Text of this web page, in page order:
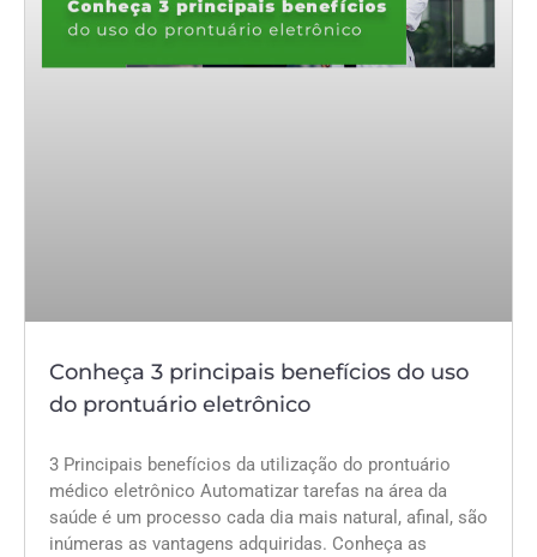
Conheça 3 principais benefícios do uso
do prontuário eletrônico
3 Principais benefícios da utilização do prontuário
médico eletrônico Automatizar tarefas na área da
saúde é um processo cada dia mais natural, afinal, são
inúmeras as vantagens adquiridas. Conheça as